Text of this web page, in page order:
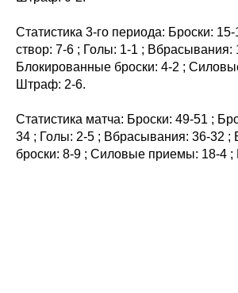
Статистика 3-го периода: Броски:
створ: 7-6 ; Голы: 1-1 ; Вбрасывания:
Блокированные броски: 4-2 ;
Штраф: 2-6.
Статистика матча: Броски: 49-51 ;
34 ; Голы: 2-5 ; Вбрасывания: 36-32 ;
броски: 8-9 ; Силовые приемы: 18-4